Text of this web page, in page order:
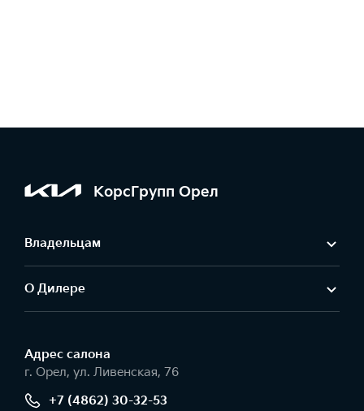
КорсГрупп Орел
Владельцам
О Дилере
Адрес салонa
г. Орел, ул. Ливенская, 76
+7 (4862) 30-32-53